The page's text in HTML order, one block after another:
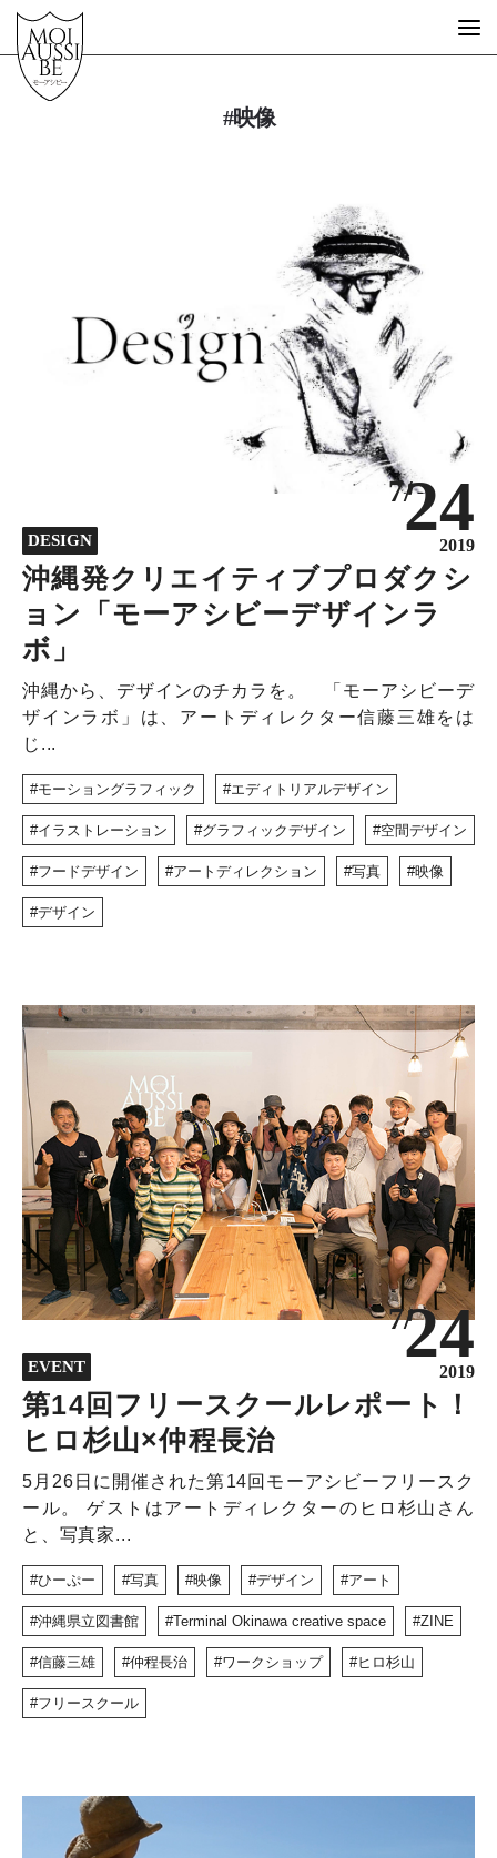
MESSAGE
DISCOVERY
COLUMN
320
#映像
DESIGN
7/24
2019
沖縄発クリエイティブプロダクシ
ョン「モーアシビーデザインラ
ボ」
沖縄から、デザインのチカラを。 「モーアシビーデ
ザインラボ」は、アートディレクター信藤三雄をは
じ...
モーショングラフィック エディトリアルデザイン
イラストレーション グラフィックデザイン 空間デザイン
フードデザイン アートディレクション 写真 映像
デザイン
EVENT
7/24
2019
第14回フリースクールレポート！
ヒロ杉山×仲程長治
5月26日に開催された第14回モーアシビーフリースク
ール。 ゲストはアートディレクターのヒロ杉山さん
と、写真家...
ひーぷー 写真 映像 デザイン アート
沖縄県立図書館 Terminal Okinawa creative space ZINE
信藤三雄 仲程長治 ワークショップ ヒロ杉山
フリースクール